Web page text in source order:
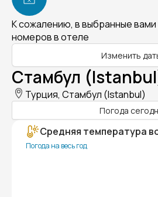
К сожалению, в выбранные
номеров в отеле
Изменить
Стамбул
Турция, Стамбул (Istanbul)
Погода
Средняя температура
Погода на весь год